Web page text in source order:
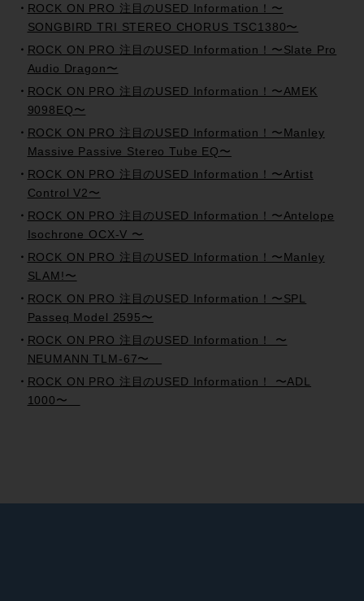
ROCK ON PRO 注目のUSED Information！〜
SONGBIRD TRI STEREO CHORUS TSC1380〜
ROCK ON PRO 注目のUSED Information！〜Slate Pro
Audio Dragon〜
ROCK ON PRO 注目のUSED Information！〜AMEK
9098EQ〜
ROCK ON PRO 注目のUSED Information！〜Manley
Massive Passive Stereo Tube EQ〜
ROCK ON PRO 注目のUSED Information！〜Artist
Control V2〜
ROCK ON PRO 注目のUSED Information！〜Antelope
Isochrone OCX-V 〜
ROCK ON PRO 注目のUSED Information！〜Manley
SLAM!〜
ROCK ON PRO 注目のUSED Information！〜SPL
Passeq Model 2595〜
ROCK ON PRO 注目のUSED Information！ 〜
NEUMANN TLM-67〜
ROCK ON PRO 注目のUSED Information！ 〜ADL
1000〜